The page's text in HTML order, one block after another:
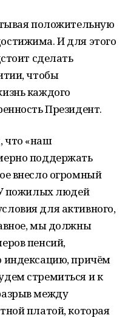
положительную
И для этого
сделать
чтобы
каждого
Президент.
что «наш
поддержать
внесло огромный
пожилых людей
для активного,
мы должны
пенсий,
индексацию, причём
стремиться и к
между
платой, которая